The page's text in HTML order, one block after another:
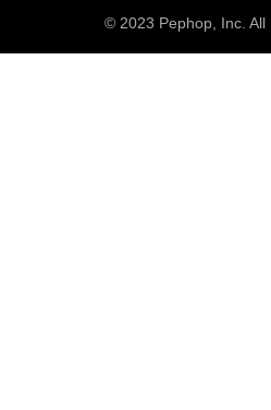
© 2023 Pephop, Inc. All